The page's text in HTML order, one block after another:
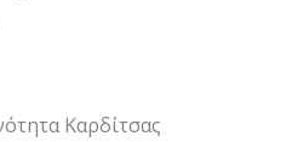
Καρδίτσας